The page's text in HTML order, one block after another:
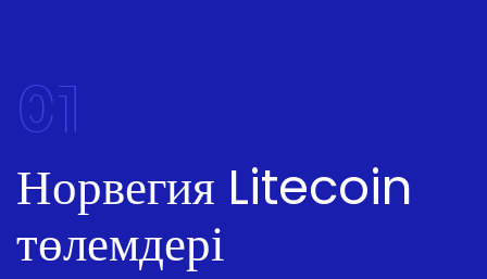
01
Норвегия Litecoin
төлемдері